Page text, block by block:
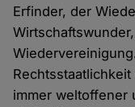
Erfinder, der
immer weltoffener